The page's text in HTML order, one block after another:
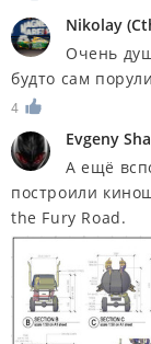
Nikolay (
Очень
будто сам
4
Evgeny
А ещё
построили
the Fury Road.